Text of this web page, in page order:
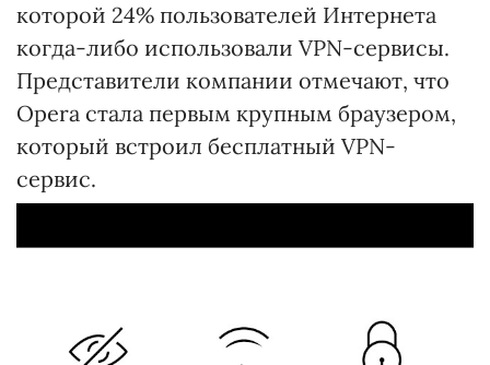
которой 24% пользователей Интернета
когда-либо использовали VPN-сервисы.
Представители компании отмечают, что
Opera стала первым крупным браузером,
который встроил бесплатный VPN-
сервис.